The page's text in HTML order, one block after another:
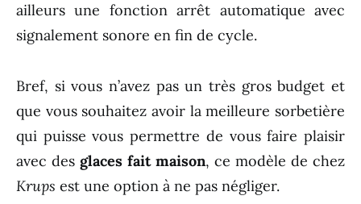
ailleurs une fonction arrêt automatique avec
signalement sonore en fin de cycle.
Bref, si vous n’avez pas un très gros budget et
que vous souhaitez avoir la meilleure sorbetière
qui puisse vous permettre de vous faire plaisir
avec des glaces fait maison, ce modèle de chez
Krups est une option à ne pas négliger.